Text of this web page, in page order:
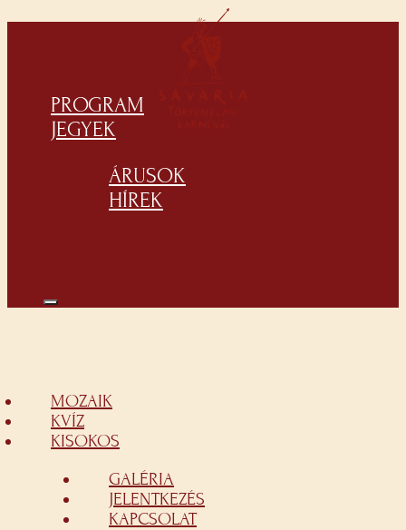
PROGRAM
JEGYEK
ÁRUSOK
HÍREK
MOZAIK
KVÍZ
KISOKOS
GALÉRIA
JELENTKEZÉS
KAPCSOLAT